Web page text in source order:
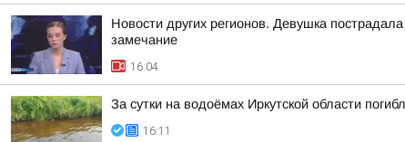
Новости других регионов. Девушка
замечание
16:04
За сутки на водоёмах Иркутской области
16:11